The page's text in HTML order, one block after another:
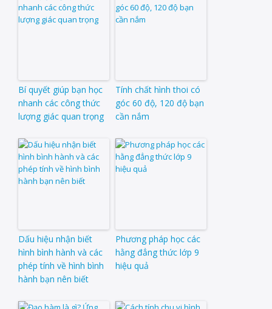
Bí quyết giúp bạn học
nhanh các công thức
lượng giác quan trọng
Tính chất hình thoi có
góc 60 độ, 120 độ bạn
cần nắm
Dấu hiệu nhận biết
hình bình hành và các
phép tính về hình bình
hành bạn nên biết
Phương pháp học các
hằng đẳng thức lớp 9
hiệu quả